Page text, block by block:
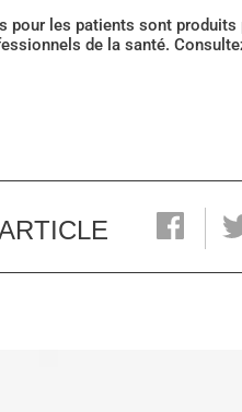
les patients sont produits
de la santé.